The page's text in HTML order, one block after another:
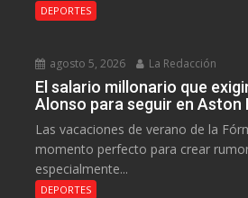
DEPORTES
agosto 5, 2026 La Redacción
El salario millonario que
Alonso para seguir en Aston
Las vacaciones de verano de la
momento perfecto para crear
especialmente...
DEPORTES